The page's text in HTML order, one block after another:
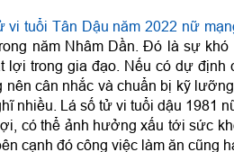
vi tuổi Tân Dậu năm 2022 nữ
năm Nhâm Dần. Đó là sự
lợi trong gia đạo. Nếu có dự định
cân nhắc và chuẩn bị kỹ
nhiều. Lá số tử vi tuổi dậu 1981
có thể ảnh hưởng xấu tới sức
cạnh đó công việc làm ăn cũng